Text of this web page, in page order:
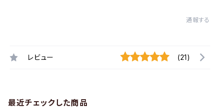
通報する
レビュー (21)
最近チェックした商品